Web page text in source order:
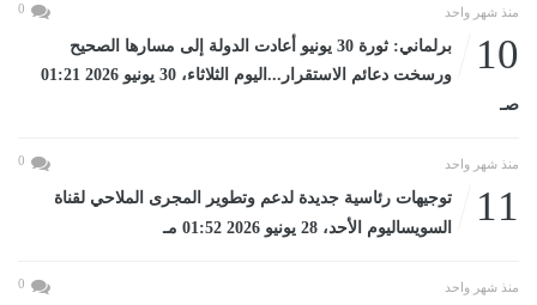
منذ شهر واحد 0
10
برلماني: ثورة 30 يونيو أعادت الدولة إلى مسارها الصحيح
ورسخت دعائم الاستقرار...اليوم الثلاثاء، 30 يونيو 2026 01:21
صـ
منذ شهر واحد 0
11
توجيهات رئاسية جديدة لدعم وتطوير المجرى الملاحي لقناة
السويساليوم الأحد، 28 يونيو 2026 01:52 مـ
منذ شهر واحد 0